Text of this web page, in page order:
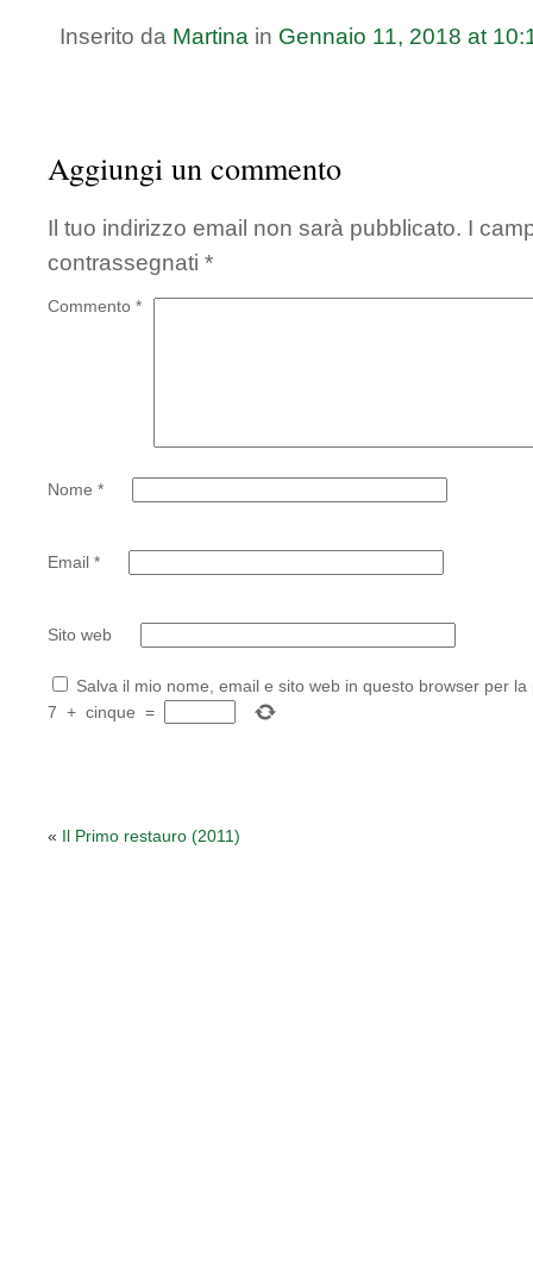
Inserito da Martina in Gennaio 11, 2018 at
Aggiungi un commento
Il tuo indirizzo email non sarà pubblicato. I
contrassegnati *
Commento *
Nome *
Email *
Sito web
Salva il mio nome, email e sito web in questo browser per
7 + cinque =
« Il Primo restauro (2011)